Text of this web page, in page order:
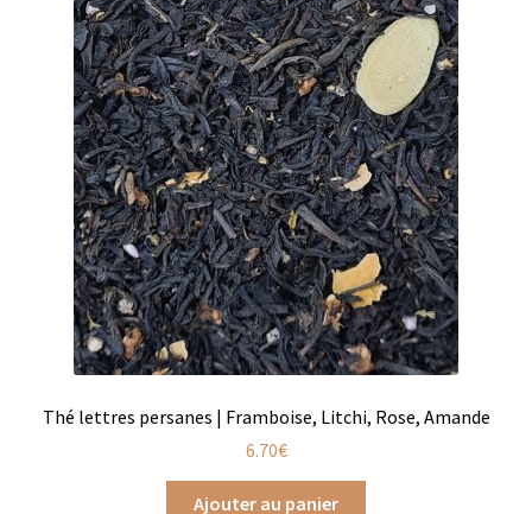
Chutneys, confits et crèmes
Coffrets à offrir
Coffrets épicés
Coffrets de gourmandises salées
Coffrets aides culinaires
Coffrets apéritifs
Coffrets de gourmandises sucrées
Coffrets chocolatés
Thés, cafés et infusions à offrir
Thé lettres persanes | Framboise, Litchi, Rose, Amande
6.70€
Ajouter au panier